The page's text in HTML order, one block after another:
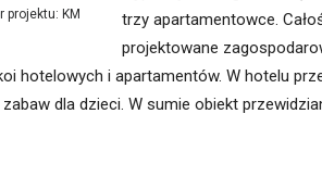
projektu: KM
trzy apartamentowce.
projektowane
hotelowych i apartamentów. W hotelu
dla dzieci. W sumie obiekt